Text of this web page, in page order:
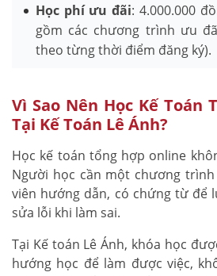
Học phí ưu đãi: 4.000.000
gồm các chương trình ưu
theo từng thời điểm đăng ký).
Vì Sao Nên Học Kế Toán
Tại Kế Toán Lê Ánh?
Học kế toán tổng hợp online
Người học cần một chương
viên hướng dẫn, có chứng từ để
sửa lỗi khi làm sai.
Tại Kế toán Lê Ánh, khóa học
hướng học để làm được việc,